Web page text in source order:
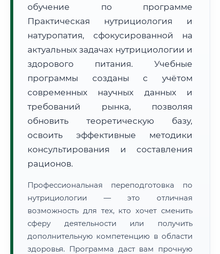
🗺️ Зона обслуживания: г. Брест
Расчет логистики оригиналов:
• Маршрут транзита:
• Экспресс-доставка СДЭК / Почтой:5–7 рабочих дней
📜 Документы и аккредитация ФИС ФРДО
обучение по программе
Практическая нутрициология и
натуропатия, сфокусированной на
актуальных задачах нутрициологии и
здорового питания. Учебные
программы созданы с учётом
современных научных данных и
требований рынка, позволяя
обновить теоретическую базу,
освоить эффективные методики
консультирования и составления
рационов.
Профессиональная переподготовка по
нутрициологии — это отличная
возможность для тех, кто хочет сменить
сферу деятельности или получить
дополнительную компетенцию в области
здоровья. Программа даст вам прочную